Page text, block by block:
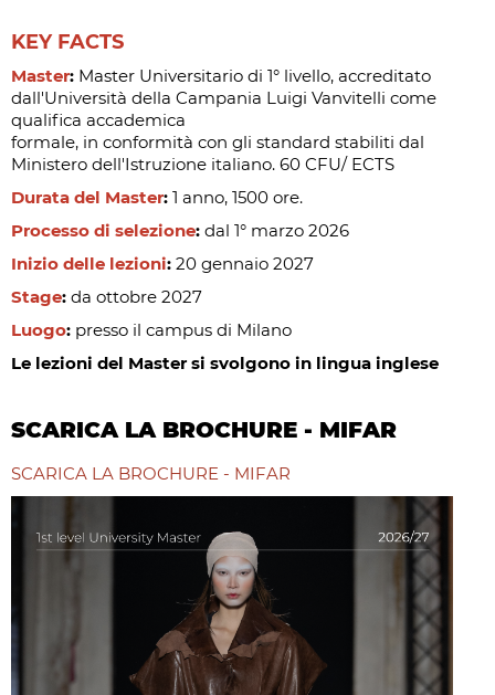
KEY FACTS
Master: Master Universitario di 1° livello, accreditato
dall'Università della Campania Luigi Vanvitelli come
qualifica accademica
formale, in conformità con gli standard stabiliti dal
Ministero dell'Istruzione italiano. 60 CFU/ ECTS
Durata del Master: 1 anno, 1500 ore.
Processo di selezione: dal 1° marzo 2026
Inizio delle lezioni: 20 gennaio 2027
Stage: da ottobre 2027
Luogo: presso il campus di Milano
Le lezioni del Master si svolgono in lingua inglese
SCARICA LA BROCHURE - MIFAR
SCARICA LA BROCHURE - MIFAR